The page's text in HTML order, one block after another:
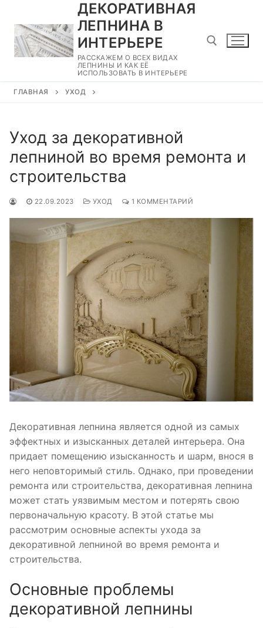
содержимому
ДЕКОРАТИВНАЯ
ЛЕПНИНА В
ИНТЕРЬЕРЕ
РАССКАЖЕМ О ВСЕХ ВИДАХ
ЛЕПНИНЫ И КАК ЕЁ
ИСПОЛЬЗОВАТЬ В ИНТЕРЬЕРЕ
ГЛАВНАЯ УХОД
Уход за декоративной
лепниной во время ремонта и
строительства
22.09.2023 УХОД 1 КОММЕНТАРИЙ
Декоративная лепнина является одной из самых
эффектных и изысканных деталей интерьера. Она
придает помещению изысканность и шарм, внося в
него неповторимый стиль. Однако, при проведении
ремонта или строительства, декоративная лепнина
может стать уязвимым местом и потерять свою
первоначальную красоту. В этой статье мы
рассмотрим основные аспекты ухода за
декоративной лепниной во время ремонта и
строительства.
Основные проблемы
декоративной лепнины